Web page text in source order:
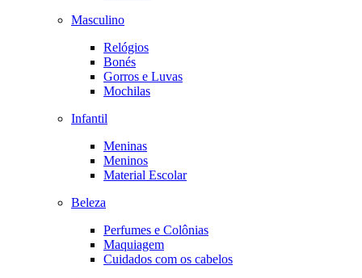
Masculino
Relógios
Bonés
Gorros e Luvas
Mochilas
Infantil
Meninas
Meninos
Material Escolar
Beleza
Perfumes e Colônias
Maquiagem
Cuidados com os cabelos